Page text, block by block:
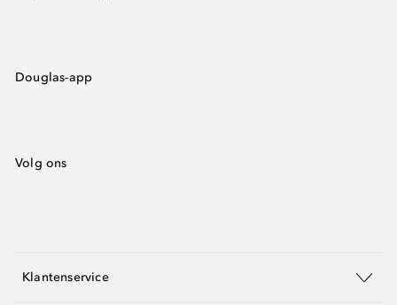
Douglas-app
Volg ons
Klantenservice